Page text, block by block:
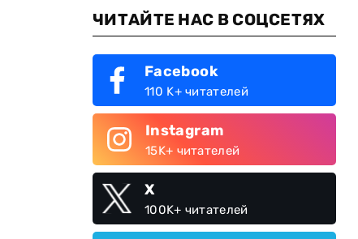
ЧИТАЙТЕ НАС В СОЦСЕТЯХ
Facebook
110 K+ читателей
Instagram
15K+ читателей
X
100K+ читателей